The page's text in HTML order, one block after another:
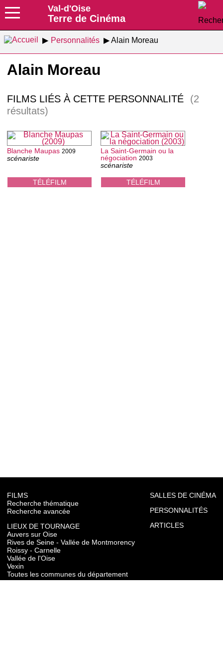
Val-d'Oise
Terre de Cinéma
Personnalités Alain Moreau
Alain Moreau
FILMS LIÉS À CETTE PERSONNALITÉ
(2
résultats)
TÉLÉFILM
Blanche Maupas 2009
scénariste
TÉLÉFILM
La Saint-Germain ou la
négociation 2003
scénariste
FILMS
Recherche thématique
Recherche avancée
LIEUX DE TOURNAGE
Auvers sur Oise
Rives de Seine - Vallée de Montmorency
Roissy - Carnelle
Vallée de l'Oise
Vexin
Toutes les communes du département
SALLES DE CINÉMA
PERSONNALITÉS
ARTICLES